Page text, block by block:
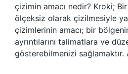
çizimin amacı nedir? Kroki;
ölçeksiz olarak çizilmesiyle
çizimlerinin amacı; bir
ayrıntılarını talimatlara ve
gösterebilmenizi